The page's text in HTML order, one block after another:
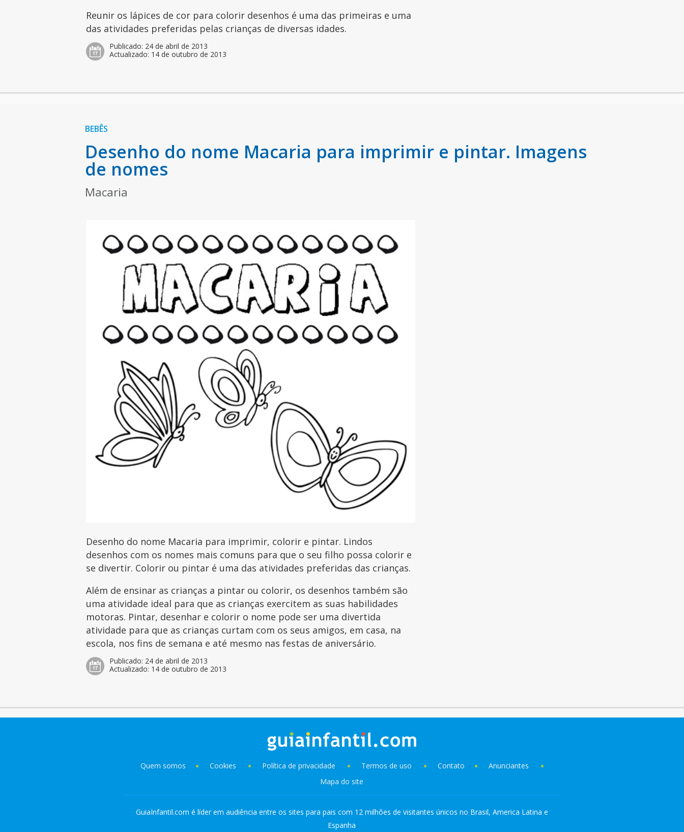
Reunir os lápices de cor para colorir desenhos é uma das primeiras e uma
das atividades preferidas pelas crianças de diversas idades.
Publicado: 24 de abril de 2013
Actualizado: 14 de outubro de 2013
BEBÊS
Desenho do nome Macaria para imprimir e pintar. Imagens
de nomes
Macaria
Desenho do nome Macaria para imprimir, colorir e pintar. Lindos
desenhos com os nomes mais comuns para que o seu filho possa colorir e
se divertir. Colorir ou pintar é uma das atividades preferidas das crianças.
Além de ensinar as crianças a pintar ou colorir, os desenhos também são
uma atividade ideal para que as crianças exercitem as suas habilidades
motoras. Pintar, desenhar e colorir o nome pode ser uma divertida
atividade para que as crianças curtam com os seus amigos, em casa, na
escola, nos fins de semana e até mesmo nas festas de aniversário.
Publicado: 24 de abril de 2013
Actualizado: 14 de outubro de 2013
Quem somos Cookies Política de privacidade Termos de uso Contato
Anunciantes
Mapa do site
GuiaInfantil.com é líder em audiência entre os sites para pais com 12 milhões de visitantes únicos no Brasil, America Latina e
Espanha